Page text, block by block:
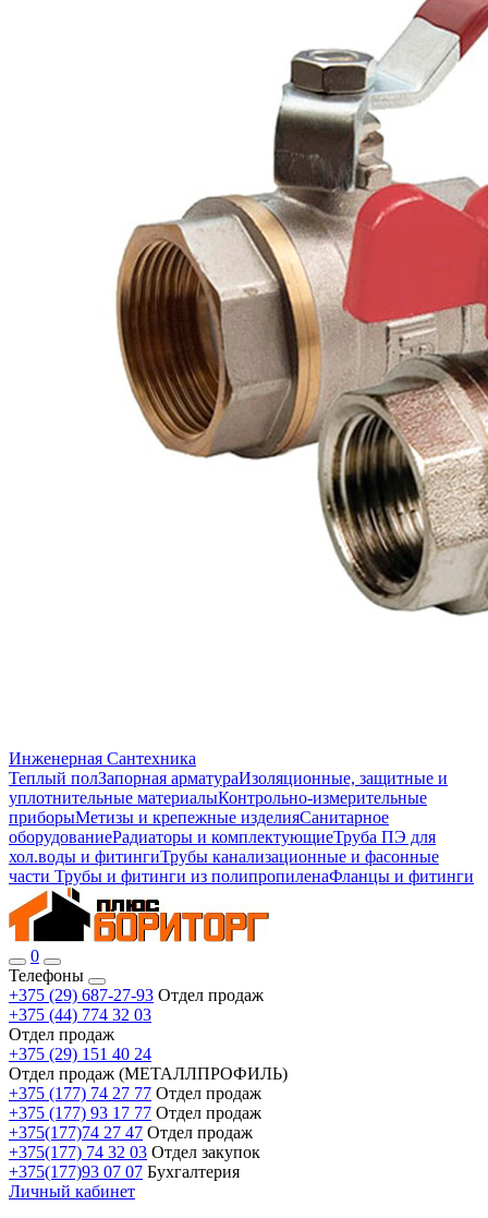
Инженерная Сантехника
Теплый полЗапорная арматураИзоляционные, защитные и
уплотнительные материалыКонтрольно-измерительные
приборыМетизы и крепежные изделияСанитарное
оборудованиеРадиаторы и комплектующиеТруба ПЭ для
хол.воды и фитингиТрубы канализационные и фасонные
части Трубы и фитинги из полипропиленаФланцы и фитинги
0
Телефоны
+375 (29) 687-27-93 Отдел продаж
+375 (44) 774 32 03
Отдел продаж
+375 (29) 151 40 24
Отдел продаж (МЕТАЛЛПРОФИЛЬ)
+375 (177) 74 27 77 Отдел продаж
+375 (177) 93 17 77 Отдел продаж
+375(177)74 27 47 Отдел продаж
+375(177) 74 32 03 Отдел закупок
+375(177)93 07 07 Бухгалтерия
Личный кабинет